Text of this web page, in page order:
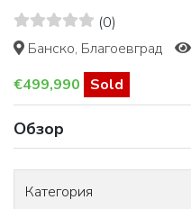
(0)
Банско, Благоевград
€499,990 Sold
Обзор
Категория